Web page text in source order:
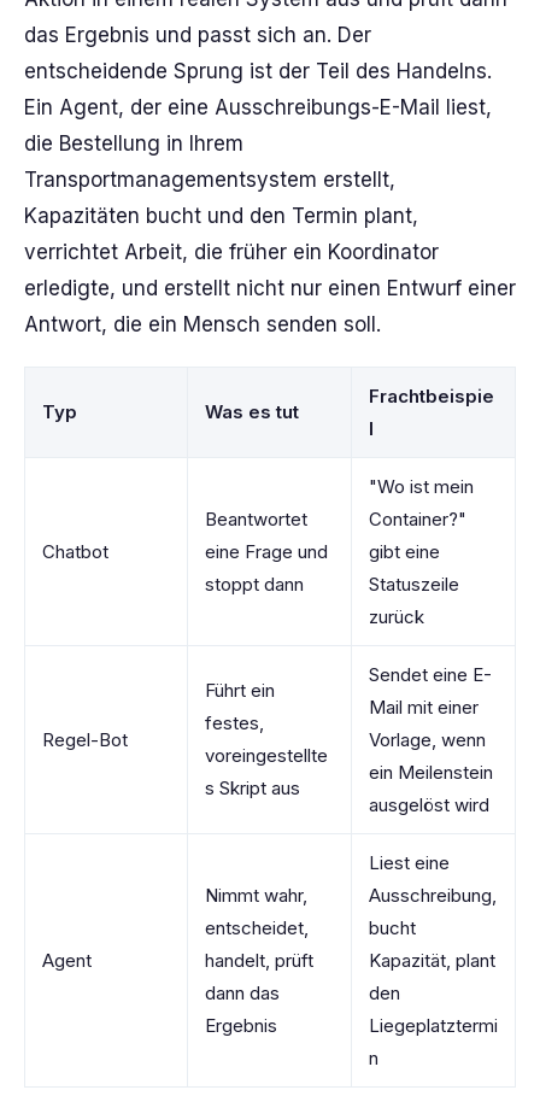
das Ergebnis und passt sich an. Der
entscheidende Sprung ist der Teil des Handelns.
Ein Agent, der eine Ausschreibungs-E-Mail liest,
die Bestellung in Ihrem
Transportmanagementsystem erstellt,
Kapazitäten bucht und den Termin plant,
verrichtet Arbeit, die früher ein Koordinator
erledigte, und erstellt nicht nur einen Entwurf einer
Antwort, die ein Mensch senden soll.
Typ Was es tut
Frachtbeispie
l
Chatbot
Beantwortet
eine Frage und
stoppt dann
"Wo ist mein
Container?"
gibt eine
Statuszeile
zurück
Regel-Bot
Führt ein
festes,
voreingestellte
s Skript aus
Sendet eine E-
Mail mit einer
Vorlage, wenn
ein Meilenstein
ausgelöst wird
Agent
Nimmt wahr,
entscheidet,
handelt, prüft
dann das
Ergebnis
Liest eine
Ausschreibung,
bucht
Kapazität, plant
den
Liegeplatztermi
n